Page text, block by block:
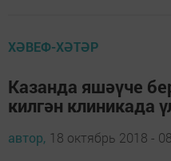
ХӘВЕФ-ХӘТӘР
Казанда яшәүче
килгән клиникада
автор, 18 октябрь 2018 -